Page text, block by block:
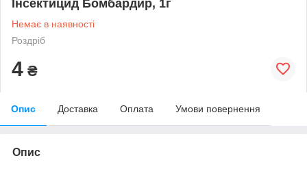
Інсектицид Бомбардир, 1г
Немає в наявності
Роздріб
4 ₴
Опис Доставка Оплата Умови повернення
Опис